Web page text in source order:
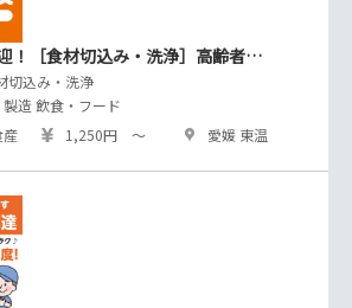
！［食材切込み・洗浄］高齢者…
切込み・洗浄
造 飲食・フード
産
1,250円 ～ 愛媛 東温